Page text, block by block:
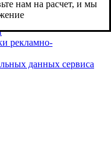
нам на расчет, и мы
данных
рекламно-
данных сервиса